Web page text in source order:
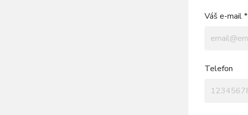
Váš e-mail *
Telefon